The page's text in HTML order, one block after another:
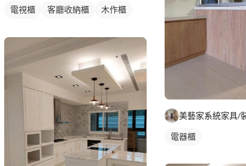
電視櫃 客廳收納櫃
木作櫃
電器櫃